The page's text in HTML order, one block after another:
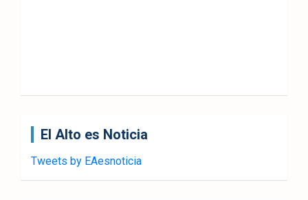
El Alto es Noticia
Tweets by EAesnoticia